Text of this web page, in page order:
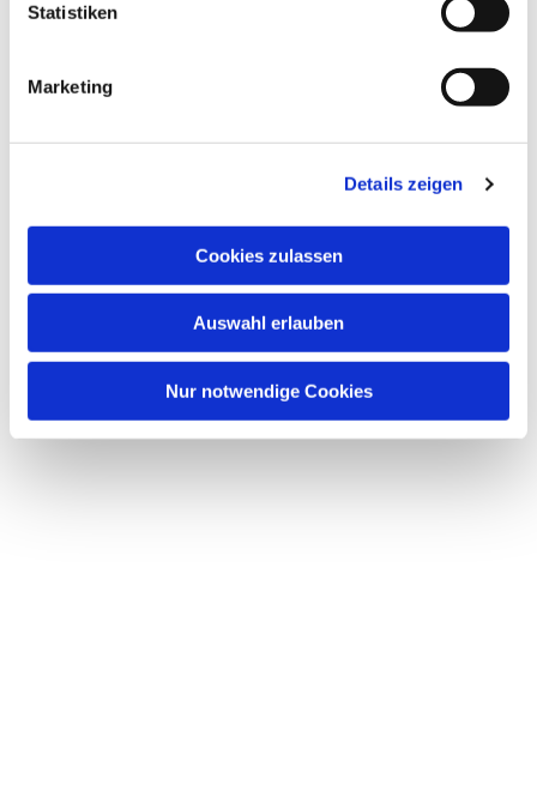
Statistiken
Marketing
Details zeigen
Cookies zulassen
Auswahl erlauben
Nur notwendige Cookies
Dies könnte Sie auch
interessieren